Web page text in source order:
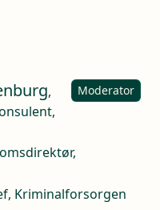
,
Moderator
Kriminalforsorgen